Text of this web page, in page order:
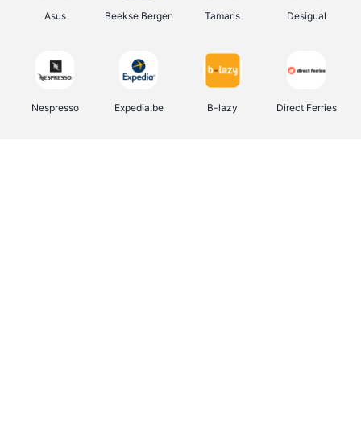
Asus Beekse Bergen Tamaris Desigual
Nespresso Expedia.be B-lazy Direct Ferries